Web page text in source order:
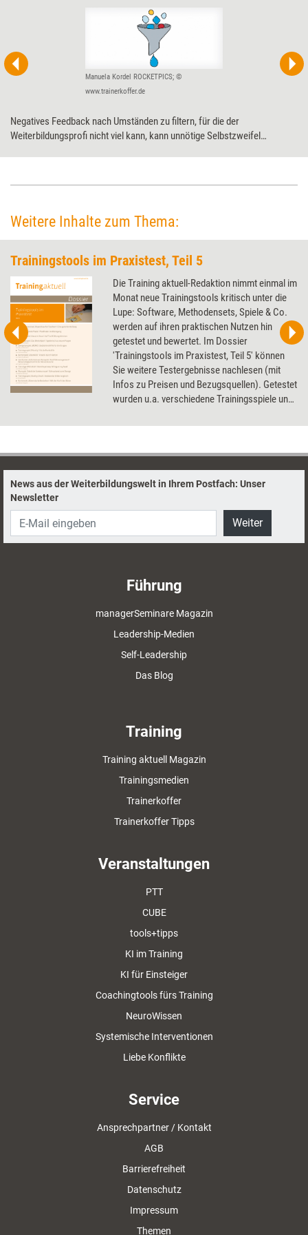
Manuela Kordel ROCKETPICS; ©
www.trainerkoffer.de
Negatives Feedback nach Umständen zu filtern, für die der
Weiterbildungsprofi nicht viel kann, kann unnötige Selbstzweifel
Weitere Inhalte zum Thema:
Trainingstools im Praxistest, Teil 5
Die Training aktuell-Redaktion nimmt einmal im
Monat neue Trainingstools kritisch unter die
Lupe: Software, Methodensets, Spiele & Co.
werden auf ihren praktischen Nutzen hin
getestet und bewertet. Im Dossier
'Trainingstools im Praxistest, Teil 5' können
Sie weitere Testergebnisse nachlesen (mit
Infos zu Preisen und Bezugsquellen). Getestet
wurden u.a. verschiedene Trainingsspiele und
Präsentationstool.
News aus der Weiterbildungswelt in Ihrem Postfach: Unser
Newsletter
Weiter
Führung
managerSeminare Magazin
Leadership-Medien
Self-Leadership
Das Blog
Training
Training aktuell Magazin
Trainingsmedien
Trainerkoffer
Trainerkoffer Tipps
Veranstaltungen
PTT
CUBE
tools+tipps
KI im Training
KI für Einsteiger
Coachingtools fürs Training
NeuroWissen
Systemische Interventionen
Liebe Konflikte
Service
Ansprechpartner / Kontakt
AGB
Barrierefreiheit
Datenschutz
Impressum
Themen